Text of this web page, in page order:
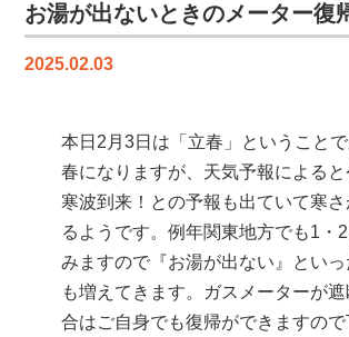
お湯が出ないときのメーター復
2025.02.03
本日2月3日は「立春」ということ
春になりますが、天気予報による
寒波到来！との予報も出ていて寒
るようです。例年関東地方でも1・
みますので『お湯が出ない』とい
も増えてきます。ガスメーターが
合はご自身でも復帰ができますの